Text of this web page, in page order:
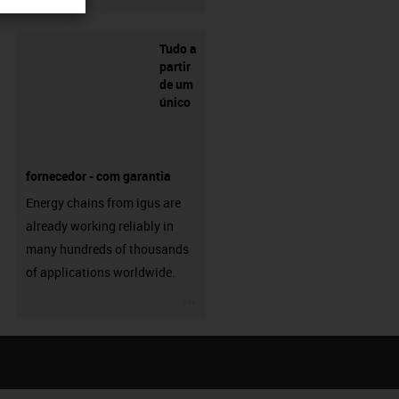
Tudo a
partir
de um
único
fornecedor - com garantia
Energy chains from igus are
already working reliably in
many hundreds of thousands
of applications worldwide.